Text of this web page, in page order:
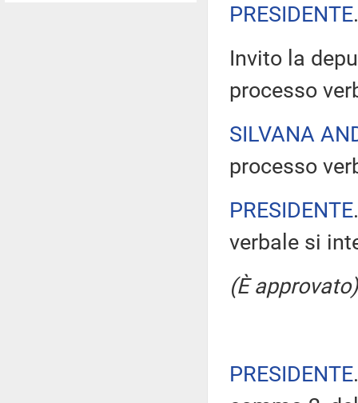
PRESIDENTE
Invito la
processo
SILVANA
processo
PRESIDENTE
verbale si
(È approvato)
PRESIDENTE